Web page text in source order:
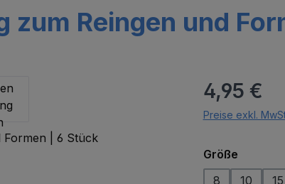
zum Reingen und
Regulärer Preis:
4,95 €
Preise exkl.
Größe
8
10 15